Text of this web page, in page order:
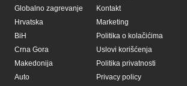
Globalno zagrevanje
Hrvatska
BiH
Crna Gora
Makedonija
Auto
Kontakt
Marketing
Politika o kolačićima
Uslovi korišćenja
Politika privatnosti
Privacy policy